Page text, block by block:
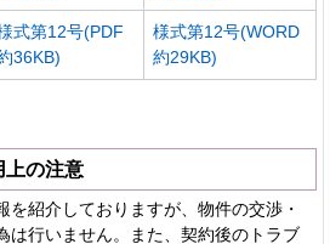
式第12号(PDF
36KB)
様式第12号(WORD
約29KB)
上の注意
を紹介しておりますが、物件の交渉・
は行いません。また、契約後のトラブ